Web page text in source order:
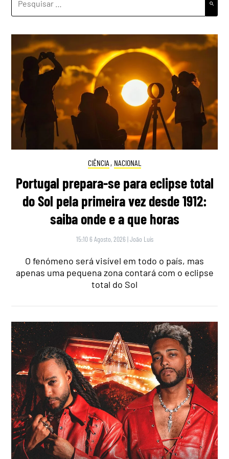
POR:
CIÊNCIA , NACIONAL
Portugal prepara-se para eclipse total
do Sol pela primeira vez desde 1912:
saiba onde e a que horas
15:10 6 Agosto, 2026 |João Luís
O fenómeno será visível em todo o país, mas
apenas uma pequena zona contará com o eclipse
total do Sol